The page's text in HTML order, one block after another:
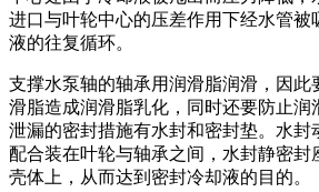
进口与叶轮中心的压差作用下经水管被
液的往复循环。
支撑水泵轴的轴承用润滑脂润滑，因此
滑脂造成润滑脂乳化，同时还要防止润
泄漏的密封措施有水封和密封垫。水封
配合装在叶轮与轴承之间，水封静密封
壳体上，从而达到密封冷却液的目的。